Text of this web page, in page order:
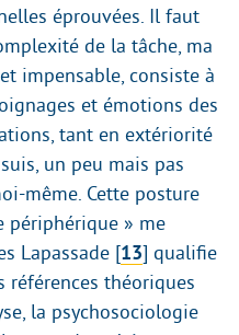
éprouvées. Il faut
de la tâche, ma
impensable, consiste à
et émotions des
tant en extériorité
un peu mais pas
même. Cette posture
périphérique » me
Lapassade [13] qualifie
références théoriques
la psychosociologie